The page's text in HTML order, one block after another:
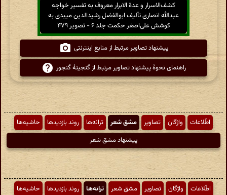
کشف‌الاسرار و عدة الابرار معروف به تفسیر خواجه
عبدالله انصاری تألیف ابوالفضل رشیدالدین میبدی به
کوشش علی‌اصغر حکمت جلد ۶ - تصویر ۴۷۹
پیشنهاد تصاویر مرتبط از منابع اینترنتی
راهنمای نحوهٔ پیشنهاد تصاویر مرتبط از گنجینهٔ گنجور
اطّلاعات واژگان تصاویر مشق شعر ترانه‌ها روند بازدیدها
حاشیه‌ها
پیشنهاد مشق شعر
اطّلاعات واژگان تصاویر مشق شعر ترانه‌ها روند بازدیدها
حاشیه‌ها